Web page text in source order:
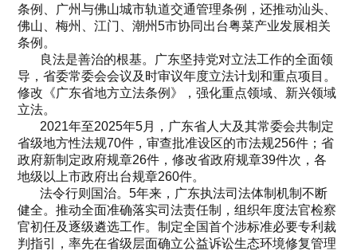
条例、广州与佛山城市轨道交通管理条例，还推动汕头、
佛山、梅州、江门、潮州5市协同出台粤菜产业发展相关
条例。
良法是善治的根基。广东坚持党对立法工作的全面领
导，省委常委会会议及时审议年度立法计划和重点项目。
修改《广东省地方立法条例》，强化重点领域、新兴领域
立法。
2021年至2025年5月，广东省人大及其常委会共制定
省级地方性法规70件，审查批准设区的市法规256件；省
政府新制定政府规章26件，修改省政府规章39件次，各
地级以上市政府出台规章260件。
法令行则国治。5年来，广东执法司法体制机制不断
健全。推动全面准确落实司法责任制，组织年度法官检察
官初任及逐级遴选工作。制定全国首个涉标准必要专利裁
判指引，率先在省级层面确立公益诉讼生态环境修复管理